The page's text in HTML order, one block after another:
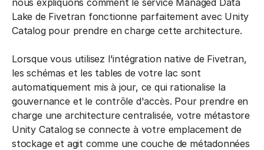
Lake de Fivetran fonctionne parfaitement avec Unity
Catalog pour prendre en charge cette architecture.
Lorsque vous utilisez l'intégration native de Fivetran,
les schémas et les tables de votre lac sont
automatiquement mis à jour, ce qui rationalise la
gouvernance et le contrôle d'accès. Pour prendre en
charge une architecture centralisée, votre métastore
Unity Catalog se connecte à votre emplacement de
stockage et agit comme une couche de métadonnées